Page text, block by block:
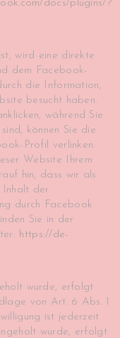
docs/plugins/?
wird eine direkte
dem Facebook-
die Information,
besucht haben.
während Sie
können Sie die
Profil verlinken.
Website Ihrem
hin, dass wir als
Inhalt der
durch Facebook
Sie in der
https://de-
wurde, erfolgt
von Art. 6 Abs. 1
ist jederzeit
wurde, erfolgt